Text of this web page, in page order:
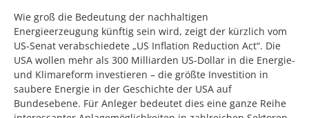
Wie groß die Bedeutung der nachhaltigen
Energieerzeugung künftig sein wird, zeigt der kürzlich vom
US-Senat verabschiedete „US Inflation Reduction Act“. Die
USA wollen mehr als 300 Milliarden US-Dollar in die Energie-
und Klimareform investieren – die größte Investition in
saubere Energie in der Geschichte der USA auf
Bundesebene. Für Anleger bedeutet dies eine ganze Reihe